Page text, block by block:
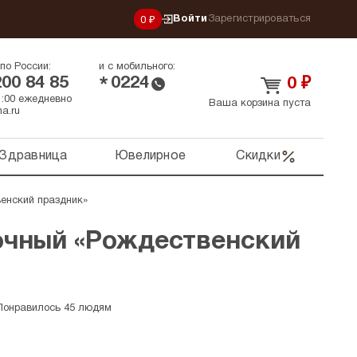
0 ₽ Войти Зарегистрироваться
России:
84 85
и с мобильного:
* 0224
ежедневно
0 ₽
Ваша корзина пуста
Ювелирное Скидки
праздник»
«Рождественский
45 людям